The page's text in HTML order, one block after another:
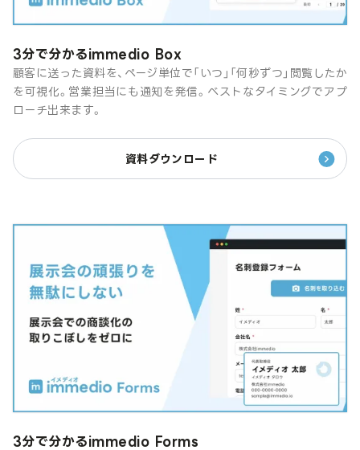
3分で分かるimmedio Box
顧客に送った資料を、ページ単位で「いつ」「何秒ずつ」閲覧したか
を可視化。営業担当にも通知を発信。ベストなタイミングでアプ
ローチ出来ます。
資料ダウンロード
3分で分かるimmedio Forms